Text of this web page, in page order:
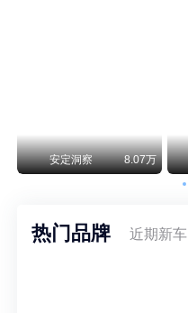
安定洞察 8.07万
热门品牌 近期新车